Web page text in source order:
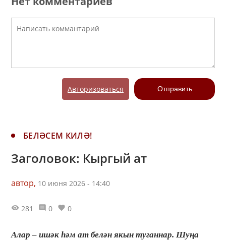
Авторизоваться Отправить
БЕЛӘСЕМ КИЛӘ!
Заголовок: Кыргый ат
автор, 10 июня 2026 - 14:40
281 0 0
Алар – ишәк һәм ат белән якын туганнар. Шуңа